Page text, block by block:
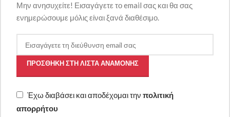
Μην ανησυχείτε! Εισαγάγετε το email σας και θα σας
ενημερώσουμε μόλις είναι ξανά διαθέσιμο.
ΠΡΟΣΘΉΚΗ ΣΤΗ ΛΊΣΤΑ ΑΝΑΜΟΝΉΣ
Έχω διαβάσει και αποδέχομαι την πολιτική
απορρήτου